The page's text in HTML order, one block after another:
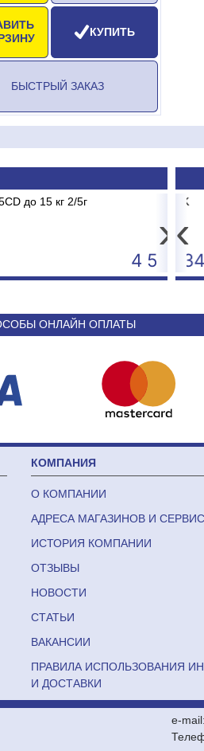
кг 2/5г
4 593
›
TC2/E1 BURGOS BLACK
44 340
‹
ОНЛАЙН ОПЛАТЫ
КУПИТЬ
БЫСТРЫЙ ЗАКАЗ
КОМПАНИЯ
О КОМПАНИИ
АДРЕСА МАГАЗИНОВ И
ИСТОРИЯ КОМПАНИИ
ОТЗЫВЫ
НОВОСТИ
СТАТЬИ
ВАКАНСИИ
ПРАВИЛА ИСПОЛЬЗОВАНИЯ
И ДОСТАВКИ
e-mail: